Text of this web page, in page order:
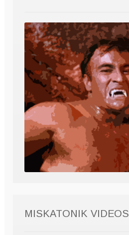
MISKATONIK VIDEOS